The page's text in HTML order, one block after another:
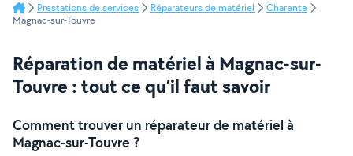
Prestations de services Réparateurs de matériel
Charente
Magnac-sur-Touvre
Réparation de matériel à Magnac-sur-
Touvre : tout ce qu’il faut savoir
Comment trouver un réparateur de matériel à
Magnac-sur-Touvre ?